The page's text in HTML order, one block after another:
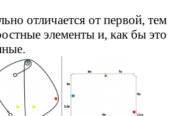
отличается от первой, тем
элементы и, как бы это